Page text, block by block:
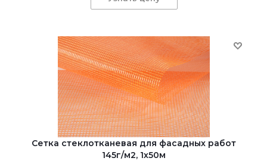
Сетка стеклотканевая для фасадных работ
145г/м2, 1х50м